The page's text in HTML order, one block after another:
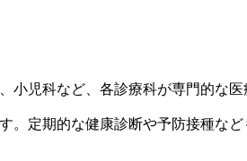
児科など、各診療科が専門的な医
定期的な健康診断や予防接種な